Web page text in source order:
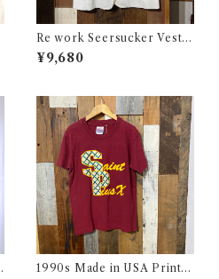
Re work Seersucker Vest /
リワーク シアサッカー ベスト
古着
¥9,680
1990s Made in USA Print T